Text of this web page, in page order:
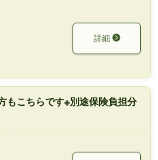
詳細
もこちらです※別途保険負担分